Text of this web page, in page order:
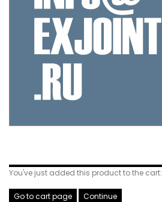
You've just added this product to the cart:
Go to cart page Continue